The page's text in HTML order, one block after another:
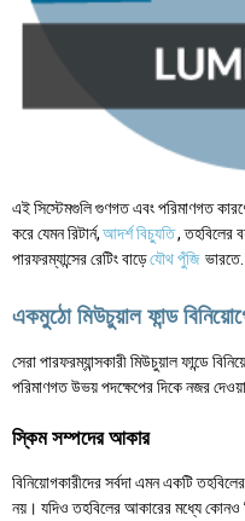
এই সিস্টেমগুলি গুণগত এবং পরিমাণগত
করে যেমন রিটার্ন,আদর্শ বিচ্যুতি, তহবিলের
পারফরম্যান্সের রেটিং বাড়েযৌথ পুঁজি ভারতে.
একমুঠো মিউচুয়াল ফান্ড
সেরা পারফরম্যান্সকারী মিউচুয়াল ফান্ডে
পরিমাণগত উভয় পদক্ষেপের দিকে নজর
স্কিম সম্পদের আকার
বিনিয়োগকারীদের সর্বদা এমন একটি
নয়। যদিও তহবিলের আকারের মধ্যে কোনও